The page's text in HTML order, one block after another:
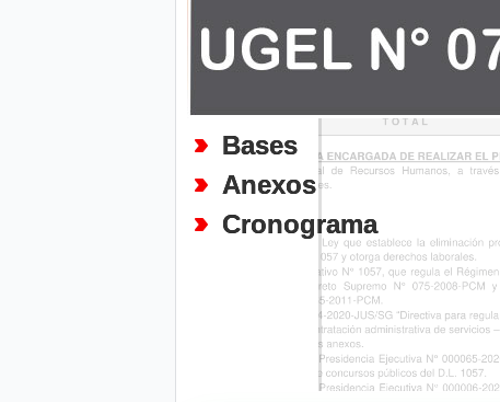
Bases
Anexos
Cronograma